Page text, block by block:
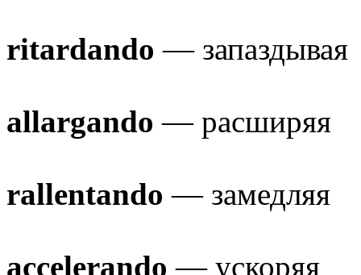
ritardando— запаздывая
allargando— расширяя
rallentando— замедляя
accelerando— ускоряя